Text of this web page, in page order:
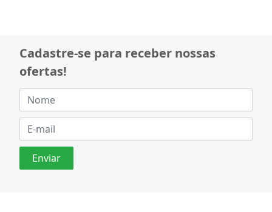
Cadastre-se para receber nossas
ofertas!